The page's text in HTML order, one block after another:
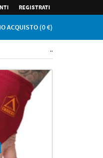
REGISTRATI
ACQUISTO (0€)
..